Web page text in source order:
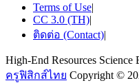
Terms of Use|
CC 3.0 (TH)|
ติดต่อ (Contact)|
High-End Resources Science
ครูฟิสิกส์ไทย Copyright ©